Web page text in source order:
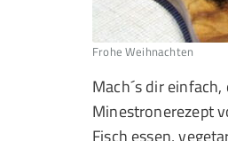
Frohe Weihnachten
Mach´s dir
Minestronerezept
Fisch essen,